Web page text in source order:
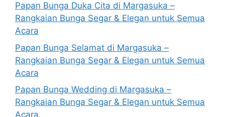
Papan Bunga Duka Cita di Margasuka –
Rangkaian Bunga Segar & Elegan untuk Semua
Acara
Papan Bunga Selamat di Margasuka –
Rangkaian Bunga Segar & Elegan untuk Semua
Acara
Papan Bunga Wedding di Margasuka –
Rangkaian Bunga Segar & Elegan untuk Semua
Acara